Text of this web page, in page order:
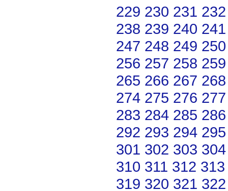
229 230 231 232
238 239 240 241
247 248 249 250
256 257 258 259
265 266 267 268
274 275 276 277
283 284 285 286
292 293 294 295
301 302 303 304
310 311 312 313
319 320 321 322